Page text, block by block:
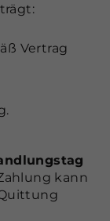
Vertrag
kann
eine
die
falls
,
der
der
generierte
wird.